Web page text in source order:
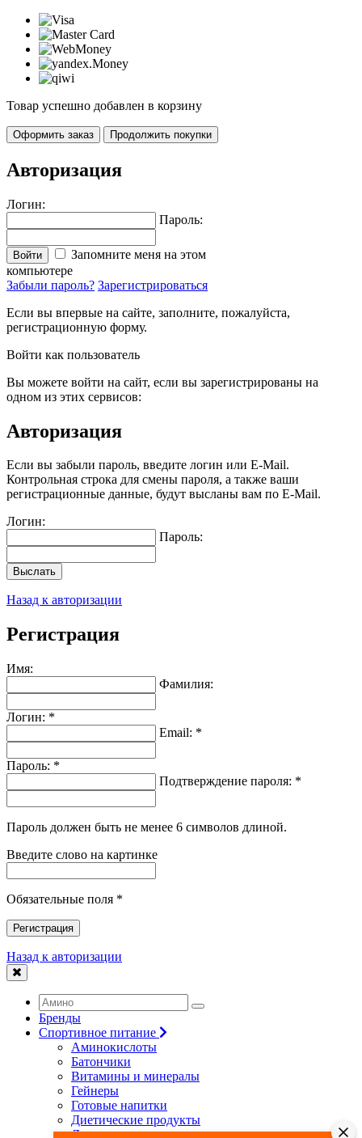
Товар успешно добавлен в корзину
Оформить заказ Продолжить покупки
Авторизация
Логин:
Пароль:
Войти
Запомните меня на этом
компьютере
Забыли пароль? Зарегистрироваться
Если вы впервые на сайте, заполните, пожалуйста,
регистрационную форму.
Войти как пользователь
Вы можете войти на сайт, если вы зарегистрированы на
одном из этих сервисов:
Авторизация
Если вы забыли пароль, введите логин или E-Mail.
Контрольная строка для смены пароля, а также ваши
регистрационные данные, будут высланы вам по E-Mail.
Логин:
Пароль:
Выслать
Назад к авторизации
Регистрация
Имя:
Фамилия:
Логин: *
Email: *
Пароль: *
Подтверждение пароля: *
Пароль должен быть не менее 6 символов длиной.
Введите слово на картинке
Обязательные поля *
Регистрация
Назад к авторизации
Бренды
Спортивное питание
Аминокислоты
Батончики
Витамины и минералы
Гейнеры
Готовые напитки
Диетические продукты
Для связок и суставов